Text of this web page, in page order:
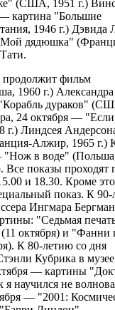
(США, 1951 г.)
картина "Большие
1946 г.) Дэвида
дядюшка"
продолжит фильм
1960 г.) Александра
дураков"
24 октября —
г.) Линдсея
Алжир, 1965 г.)
"Нож в воде"
Все показы проходят
и 18.30. Кроме
показ. К
Ингмара
"Седьмая
октября) и "Фанни
К 80-летию со дня
Кубрика в музее
— картины
научился не
— "2001: